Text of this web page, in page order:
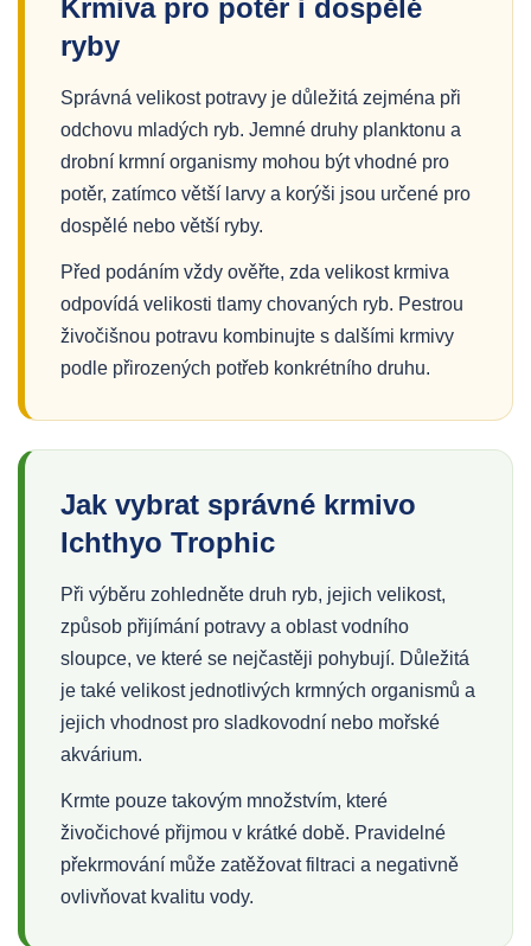
Krmiva pro potěr i dospělé
ryby
Správná velikost potravy je důležitá zejména při
odchovu mladých ryb. Jemné druhy planktonu a
drobní krmní organismy mohou být vhodné pro
potěr, zatímco větší larvy a korýši jsou určené pro
dospělé nebo větší ryby.
Před podáním vždy ověřte, zda velikost krmiva
odpovídá velikosti tlamy chovaných ryb. Pestrou
živočišnou potravu kombinujte s dalšími krmivy
podle přirozených potřeb konkrétního druhu.
Jak vybrat správné krmivo
Ichthyo Trophic
Při výběru zohledněte druh ryb, jejich velikost,
způsob přijímání potravy a oblast vodního
sloupce, ve které se nejčastěji pohybují. Důležitá
je také velikost jednotlivých krmných organismů a
jejich vhodnost pro sladkovodní nebo mořské
akvárium.
Krmte pouze takovým množstvím, které
živočichové přijmou v krátké době. Pravidelné
překrmování může zatěžovat filtraci a negativně
ovlivňovat kvalitu vody.